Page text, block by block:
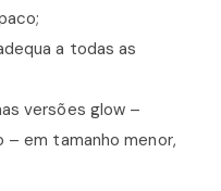
a todas as
versões glow –
– em tamanho menor,